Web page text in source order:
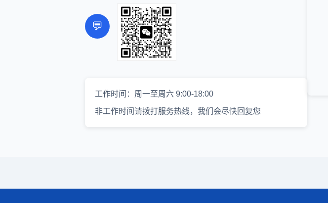
💬
工作时间：周一至周六 9:00-18:00
非工作时间请拨打服务热线，我们会尽快回复您